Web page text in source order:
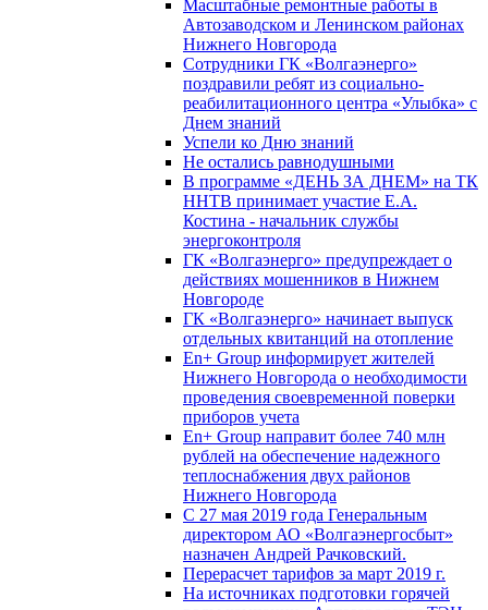
Масштабные ремонтные работы в
Автозаводском и Ленинском районах
Нижнего Новгорода
Сотрудники ГК «Волгаэнерго»
поздравили ребят из социально-
реабилитационного центра «Улыбка» с
Днем знаний
Успели ко Дню знаний
Не остались равнодушными
В программе «ДЕНЬ ЗА ДНЕМ» на ТК
ННТВ принимает участие Е.А.
Костина - начальник службы
энергоконтроля
ГК «Волгаэнерго» предупреждает о
действиях мошенников в Нижнем
Новгороде
ГК «Волгаэнерго» начинает выпуск
отдельных квитанций на отопление
En+ Group информирует жителей
Нижнего Новгорода о необходимости
проведения своевременной поверки
приборов учета
En+ Group направит более 740 млн
рублей на обеспечение надежного
теплоснабжения двух районов
Нижнего Новгорода
С 27 мая 2019 года Генеральным
директором АО «Волгаэнергосбыт»
назначен Андрей Рачковский.
Перерасчет тарифов за март 2019 г.
На источниках подготовки горячей